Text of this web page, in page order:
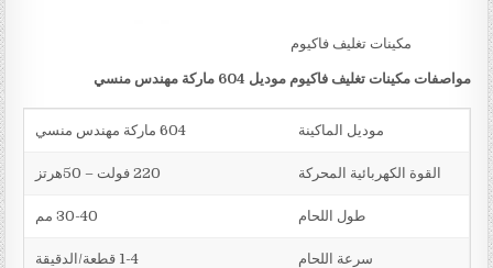
مكينات تغليف فاكيوم
مواصفاتمكينات تغليف فاكيومموديل 604 ماركة مهندس منسي
موديل الماكينة 604 ماركة مهندس منسي
القوة الكهربائية المحركة 220 فولت – 50هرتز
طول اللحام 30-40 مم
سرعة اللحام 1-4 قطعة/الدقيقة